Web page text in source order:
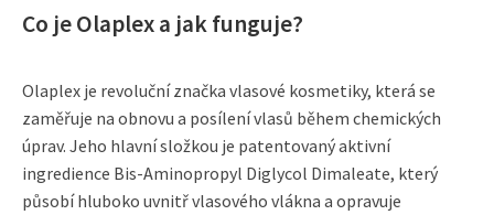
Co je Olaplex a jak funguje?
Olaplex je revoluční značka vlasové kosmetiky, která se
zaměřuje na obnovu a posílení vlasů během chemických
úprav. Jeho hlavní složkou je patentovaný aktivní
ingredience Bis-Aminopropyl Diglycol Dimaleate, který
působí hluboko uvnitř vlasového vlákna a opravuje